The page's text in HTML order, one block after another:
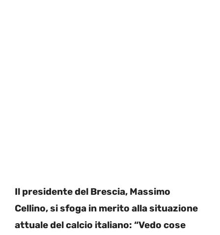
Il presidente del Brescia, Massimo
Cellino, si sfoga in merito alla situazione
attuale del calcio italiano: “Vedo cose